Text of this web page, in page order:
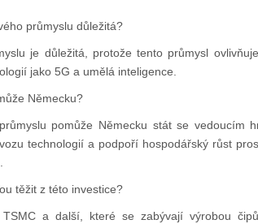
průmyslu důležitá?
je důležitá, protože tento průmysl
jako 5G a umělá inteligence.
Německu?
pomůže Německu stát se vedoucím
technologií a podpoří hospodářský růst
těžit z této investice?
TSMC a další, které se zabývají výrobou